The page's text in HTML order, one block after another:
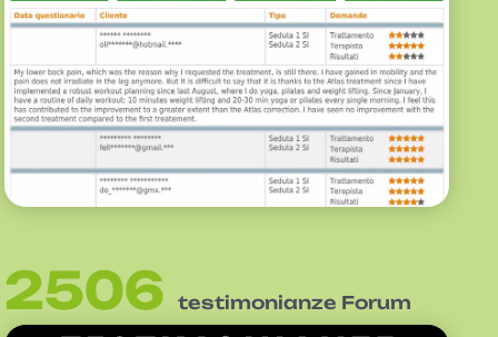
2506 testimonianze Forum